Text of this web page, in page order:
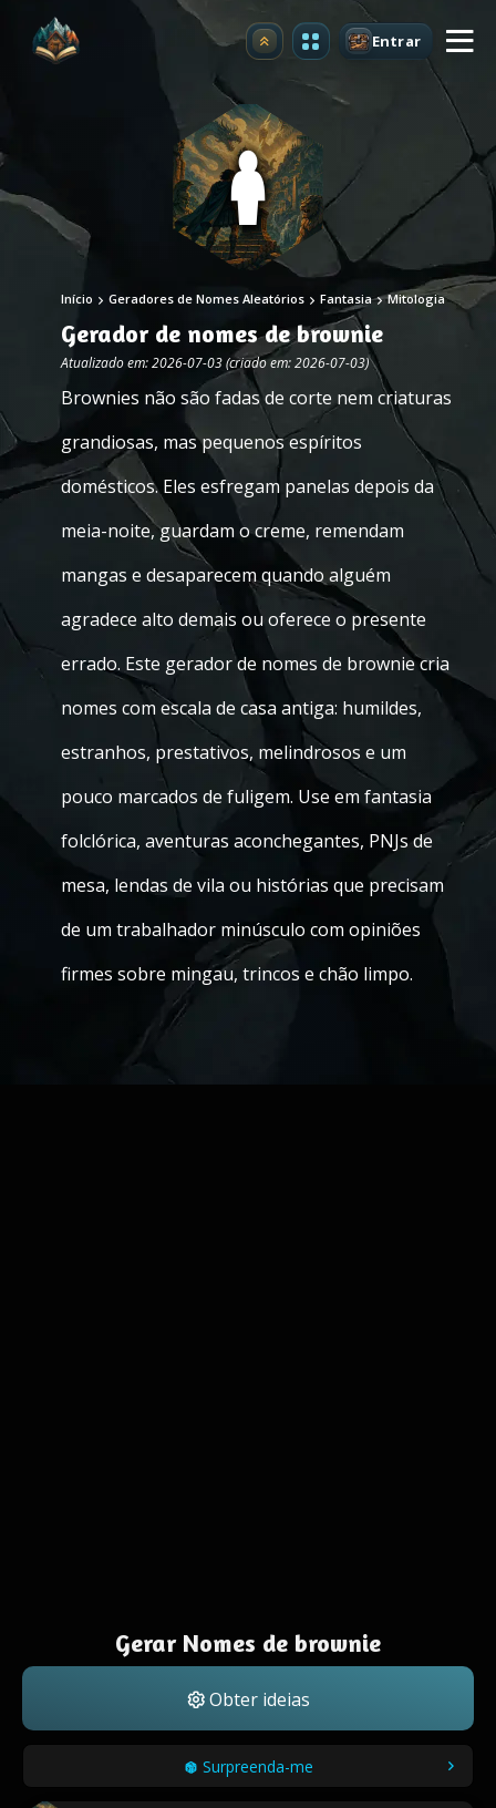
Atualizar Entrar
Início Geradores de Nomes Aleatórios Fantasia Mitologia
Gerador de nomes de brownie
Atualizado em: 2026-07-03 (criado em: 2026-07-03)
Brownies não são fadas de corte nem criaturas
grandiosas, mas pequenos espíritos
domésticos. Eles esfregam panelas depois da
meia-noite, guardam o creme, remendam
mangas e desaparecem quando alguém
agradece alto demais ou oferece o presente
errado. Este gerador de nomes de brownie cria
nomes com escala de casa antiga: humildes,
estranhos, prestativos, melindrosos e um
pouco marcados de fuligem. Use em fantasia
folclórica, aventuras aconchegantes, PNJs de
mesa, lendas de vila ou histórias que precisam
de um trabalhador minúsculo com opiniões
firmes sobre mingau, trincos e chão limpo.
Gerar Nomes de brownie
Obter ideias
Surpreenda-me